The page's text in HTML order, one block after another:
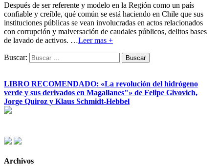
Después de ser referente y modelo en la Región como un país
confiable y creíble, qué común se está haciendo en Chile que sus
instituciones públicas se vean involucradas en actos relacionados
con corrupción y malversación de caudales públicos, delitos bases
de lavado de activos. …Leer mas +
Buscar:
LIBRO RECOMENDADO: «La revolución del hidrógeno
verde y sus derivados en Magallanes"» de Felipe Givovich,
Jorge Quiroz y Klaus Schmidt-Hebbel
Archivos